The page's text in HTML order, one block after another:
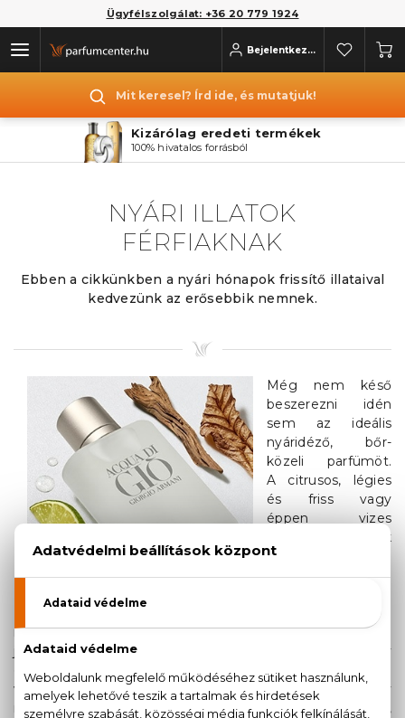
Ügyfélszolgálat: +36 20 779 1924
Bejelentkezés
Mit keresel? Írd ide, és mutatjuk!
Kizárólag eredeti termékek
100% hivatalos forrásból
NYÁRI ILLATOK
FÉRFIAKNAK
Ebben a cikkünkben a nyári hónapok frissítő illataival
kedvezünk az erősebbik nemnek.
Még nem késő
beszerezni idén
sem az ideális
nyáridéző, bőr-
közeli parfümöt.
A citrusos, légies
és friss vagy
éppen vizes
jellegű illatok
számtalan
lehetőséget
magukban rejlő jegyek kombinációival. A levendula
jelenléte általában az aromás közegért felelős, amely
gyakran társul gyömbérrel, bergamottal, grapefruittal
vagy más légies jegyekkel, de előfordul, hogy egy
mélyebb, tónusosabb akkorddal tompítják a kompozíciót,